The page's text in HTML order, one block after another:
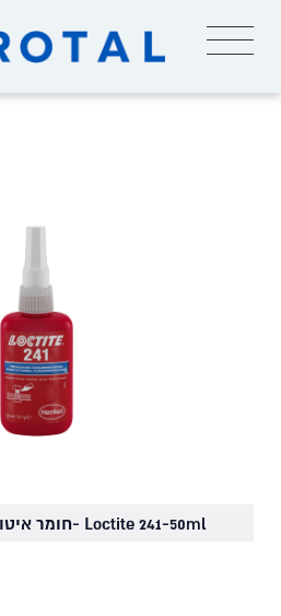
content
Loctite 241-50ml -חומר איטום ואבטחת הברגות